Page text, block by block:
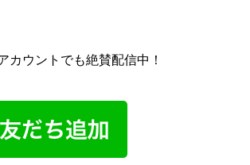
カウントでも絶賛配信中！